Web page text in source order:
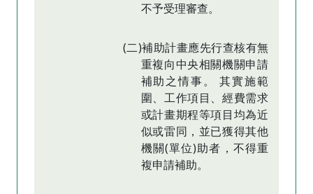
不予受理審查。
(二)補助計畫應先行查核有無
重複向中央相關機關申請
補助之情事。 其實施範
圍、工作項目、經費需求
或計畫期程等項目均為近
似或雷同，並已獲得其他
機關(單位)助者，不得重
複申請補助。